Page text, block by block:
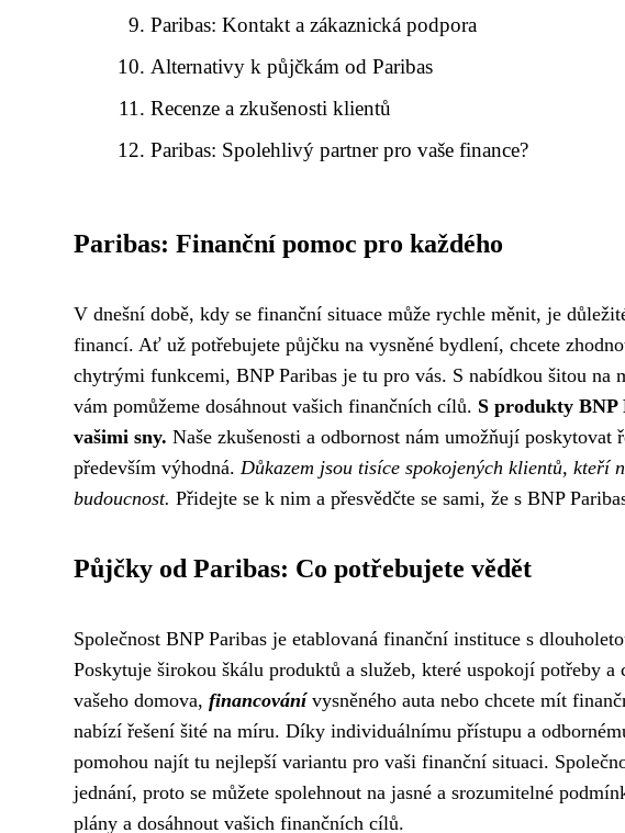
Paribas: Kontakt a zákaznická podpora
Alternativy k půjčkám od Paribas
Recenze a zkušenosti klientů
Paribas: Spolehlivý partner pro vaše finance?
Paribas: Finanční pomoc pro každého
V dnešní době, kdy se finanční situace může rychle měnit, je
financí. Ať už potřebujete půjčku na vysněné bydlení, chcete
chytrými funkcemi, BNP Paribas je tu pro vás. S nabídkou šitou
vám pomůžeme dosáhnout vašich finančních cílů. S produkty BNP
vašimi sny. Naše zkušenosti a odbornost nám umožňují poskytovat
především výhodná. Důkazem jsou tisíce spokojených klientů, kteří
budoucnost. Přidejte se k nim a přesvědčte se sami, že s BNP
Půjčky od Paribas: Co potřebujete vědět
Společnost BNP Paribas je etablovaná finanční instituce s
Poskytuje širokou škálu produktů a služeb, které uspokojí potřeby
vašeho domova, financovánívysněného auta nebo chcete mít
nabízí řešení šité na míru. Díky individuálnímu přístupu a
pomohou najít tu nejlepší variantu pro vaši finanční situaci.
jednání, proto se můžete spolehnout na jasné a srozumitelné
plány a dosáhnout vašich finančních cílů.